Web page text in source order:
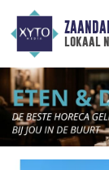
lokaal